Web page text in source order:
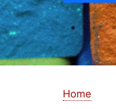
Home